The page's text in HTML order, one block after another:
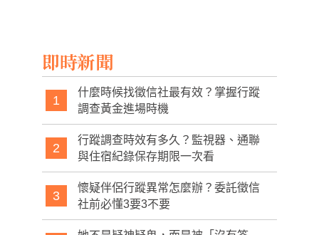
即時新聞
1
什麼時候找徵信社最有效？掌握行蹤
調查黃金進場時機
2
行蹤調查時效有多久？監視器、通聯
與住宿紀錄保存期限一次看
3
懷疑伴侶行蹤異常怎麼辦？委託徵信
社前必懂3要3不要